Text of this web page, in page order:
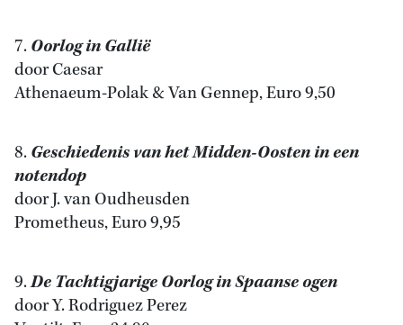
7.Oorlog in Gallië
door Caesar
Athenaeum-Polak & Van Gennep, Euro 9,50
8.Geschiedenis van het Midden-Oosten in een
notendop
door J. van Oudheusden
Prometheus, Euro 9,95
9.De Tachtigjarige Oorlog in Spaanse ogen
door Y. Rodriguez Perez